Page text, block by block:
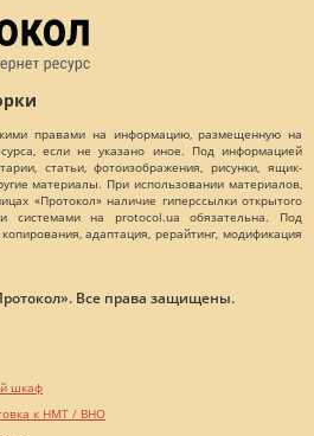
правами на информацию, размещенную на
если не указано иное. Под информацией
статьи, фотоизображения, рисунки, ящик-
материалы. При использовании материалов,
«Протокол» наличие гиперссылки открытого
системами на protocol.ua обязательна. Под
адаптация, рерайтинг, модификация
Все права защищены.
шкаф
к НМТ / ВНО